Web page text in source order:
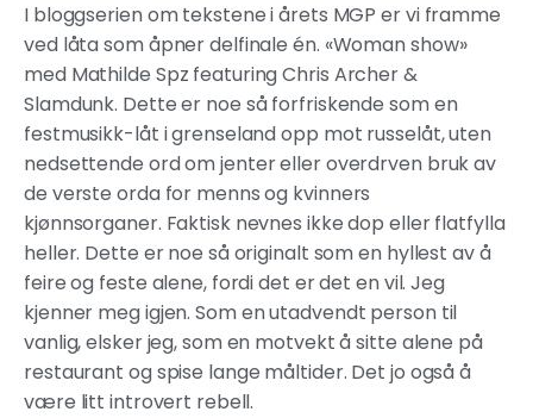
I bloggserien om tekstene i årets MGP er vi framme
ved låta som åpner delfinale én. «Woman show»
med Mathilde Spz featuring Chris Archer &
Slamdunk. Dette er noe så forfriskende som en
festmusikk-låt i grenseland opp mot russelåt, uten
nedsettende ord om jenter eller overdrven bruk av
de verste orda for menns og kvinners
kjønnsorganer. Faktisk nevnes ikke dop eller flatfylla
heller. Dette er noe så originalt som en hyllest av å
feire og feste alene, fordi det er det en vil. Jeg
kjenner meg igjen. Som en utadvendt person til
vanlig, elsker jeg, som en motvekt å sitte alene på
restaurant og spise lange måltider. Det jo også å
være litt introvert rebell.